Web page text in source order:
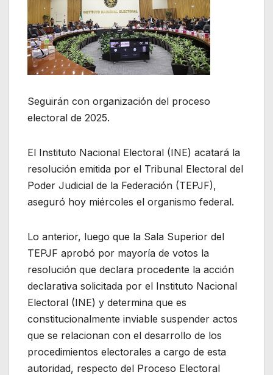
Seguirán con organización del proceso
electoral de 2025.
El Instituto Nacional Electoral (INE) acatará la
resolución emitida por el Tribunal Electoral del
Poder Judicial de la Federación (TEPJF),
aseguró hoy miércoles el organismo federal.
Lo anterior, luego que la Sala Superior del
TEPJF aprobó por mayoría de votos la
resolución que declara procedente la acción
declarativa solicitada por el Instituto Nacional
Electoral (INE) y determina que es
constitucionalmente inviable suspender actos
que se relacionan con el desarrollo de los
procedimientos electorales a cargo de esta
autoridad, respecto del Proceso Electoral